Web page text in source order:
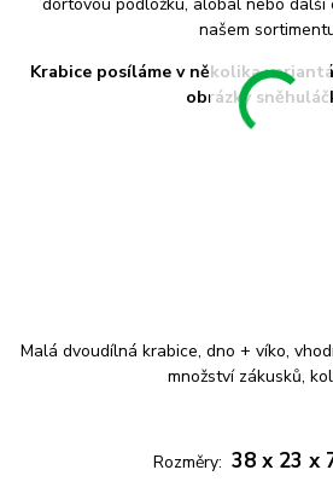
našem
Krabice posíláme v několika
obrázky
Malá dvoudílná krabice, dno + víko,
množství zákusků,
Rozměry: 38 x 23 x